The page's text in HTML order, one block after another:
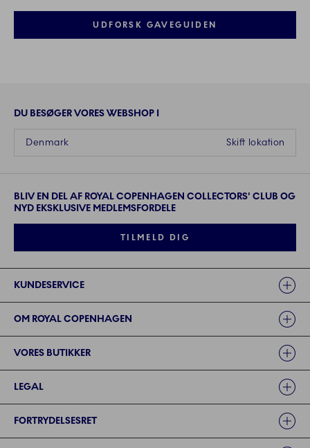
UDFORSK GAVEGUIDEN
DU BESØGER VORES WEBSHOP I
Skift lokation
Denmark
BLIV EN DEL AF ROYAL COPENHAGEN COLLECTORS' CLUB OG
NYD EKSKLUSIVE MEDLEMSFORDELE
TILMELD DIG
KUNDESERVICE
OM ROYAL COPENHAGEN
VORES BUTIKKER
LEGAL
FORTRYDELSESRET